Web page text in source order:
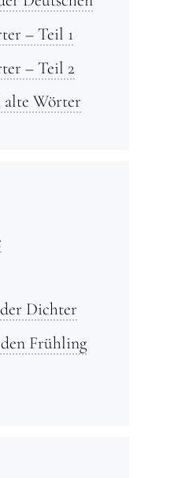
– Teil 1
– Teil 2
Wörter
Dichter
Frühling